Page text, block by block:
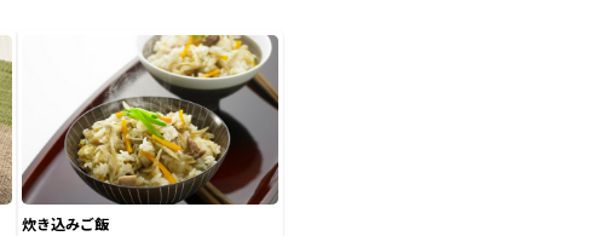
炊き込みご飯